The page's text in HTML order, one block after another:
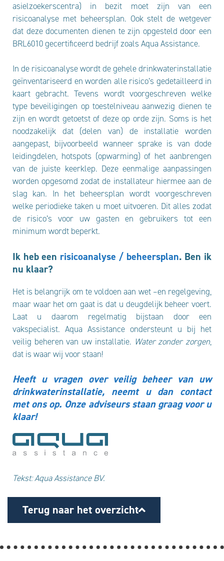
asielzoekerscentra) in bezit moet zijn van een
risicoanalyse met beheersplan. Ook stelt de wetgever
dat deze documenten dienen te zijn opgesteld door een
BRL6010 gecertificeerd bedrijf zoals Aqua Assistance.
In de risicoanalyse wordt de gehele drinkwaterinstallatie
geïnventariseerd en worden alle risico’s gedetailleerd in
kaart gebracht. Tevens wordt voorgeschreven welke
type beveiligingen op toestelniveau aanwezig dienen te
zijn en wordt getoetst of deze op orde zijn. Soms is het
noodzakelijk dat (delen van) de installatie worden
aangepast, bijvoorbeeld wanneer sprake is van dode
leidingdelen, hotspots (opwarming) of het aanbrengen
van de juiste keerklep. Deze eenmalige aanpassingen
worden opgesomd zodat de installateur hiermee aan de
slag kan. In het beheersplan wordt voorgeschreven
welke periodieke taken u moet uitvoeren. Dit alles zodat
de risico’s voor uw gasten en gebruikers tot een
minimum wordt beperkt.
Ik heb een risicoanalyse / beheersplan. Ben ik
nu klaar?
Het is belangrijk om te voldoen aan wet –en regelgeving,
maar waar het om gaat is dat u deugdelijk beheer voert.
Laat u daarom regelmatig bijstaan door een
vakspecialist. Aqua Assistance ondersteunt u bij het
veilig beheren van uw installatie. Water zonder zorgen,
dat is waar wij voor staan!
Heeft u vragen over veilig beheer van uw
drinkwaterinstallatie, neemt u dan contact
met ons op. Onze adviseurs staan graag voor u
klaar!
Tekst: Aqua Assistance BV.
Terug naar het overzicht